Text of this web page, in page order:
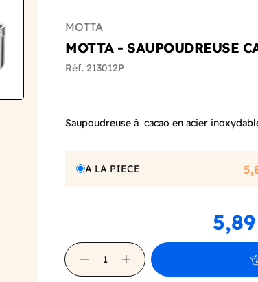
MOTTA
MOTTA - SAUPOUDREUSE
Réf. 213012P
Saupoudreuse à cacao en acier
A LA PIECE